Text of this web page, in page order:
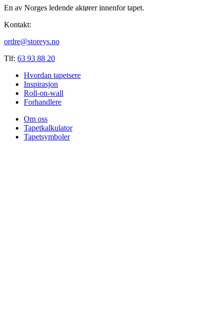
En av Norges ledende aktører innenfor tapet.
Kontakt:
ordre@storeys.no
Tlf: 63 93 88 20
Hvordan tapetsere
Inspirasjon
Roll-on-wall
Forhandlere
Om oss
Tapetkalkulator
Tapetsymboler